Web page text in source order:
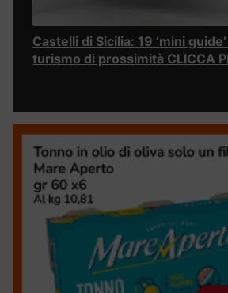
Castelli di Sicilia: 19 ‘mini
turismo di prossimità CLICCA